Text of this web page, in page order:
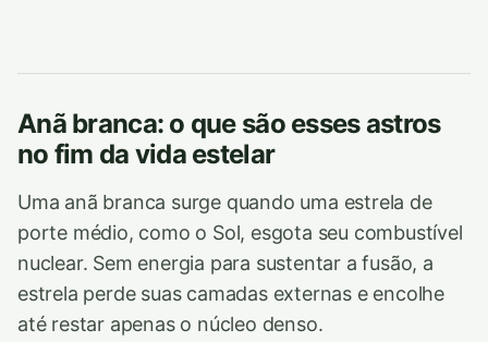
Anã branca: o que são esses astros
no fim da vida estelar
Uma anã branca surge quando uma estrela de
porte médio, como o Sol, esgota seu combustível
nuclear. Sem energia para sustentar a fusão, a
estrela perde suas camadas externas e encolhe
até restar apenas o núcleo denso.